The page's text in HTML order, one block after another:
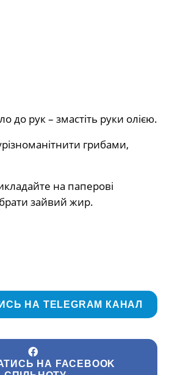
до рук – змастіть руки олією.
грибами,
на паперові
зайвий жир.
НА TELEGRAM КАНАЛ
НА FACEBOOK